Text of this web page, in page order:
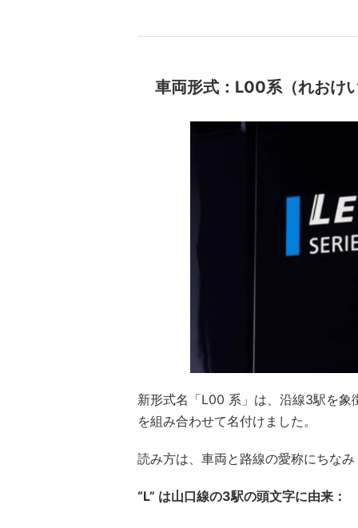
車両形式：L00系（れおけ
新形式名「L00 系」は、沿線3駅を
を組み合わせて名付けました。
読み方は、車両と路線の愛称にちなみ
“L” は山口線の3駅の頭文字に由来：